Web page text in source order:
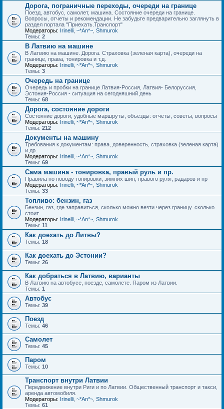
Дорога, пограничные переходы, очереди на границе
Поезд, автобус, самолет, машина. Состояние очереди на границе.
Вопросы, отчеты и рекомендации. Не забудьте предварительно заглянуть в
раздел портала "Приехать.Транспорт"
Модераторы: Irinelli ~*An*~ Shmurok
Темы: 2
В Латвию на машине
В Латвию на машине. Дорога. Страховка (зеленая карта), очереди на
границе, права, тонировка и т.д.
Модераторы: Irinelli ~*An*~ Shmurok
Темы: 3
Очередь на границе
Очередь и пробки на границе Латвия-Россия, Латвия- Белоруссия,
Эстония-Россия - ситуация на сегодняшний день
Темы: 68
Дорога, состояние дороги
Состояние дороги, удобные маршруты, объезды: отчеты, советы, вопросы
Модераторы: Irinelli ~*An*~ Shmurok
Темы: 212
Документы на машину
Требования к документам: права, доверенность, страховка (зеленая карта)
и др.
Модераторы: Irinelli ~*An*~ Shmurok
Темы: 69
Сама машина - тонировка, правый руль и пр.
Правила по поводу тонировки, зимних шин, правого руля, радаров и пр
Модераторы: Irinelli ~*An*~ Shmurok
Темы: 33
Топливо: бензин, газ
Бензин, газ, где заправиться, сколько можно везти через границу. сколько
стоит
Модераторы: Irinelli ~*An*~ Shmurok
Темы: 11
Как доехать до Литвы?
Темы: 18
Как доехать до Эстонии?
Темы: 26
Как добраться в Латвию, варианты
В Латвию на автобусе, поезде, самолете. Паром из Латвии.
Темы: 1
Автобус
Темы: 39
Поезд
Темы: 46
Самолет
Темы: 45
Паром
Темы: 10
Транспорт внутри Латвии
Передвижение внутри Риги и по Латвии. Общественный транспорт и такси,
аренда автомобиля.
Модераторы: Irinelli ~*An*~ Shmurok
Темы: 61